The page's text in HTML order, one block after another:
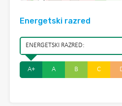
Energetski razred
ENERGETSKI RAZRED:
A+ A B C